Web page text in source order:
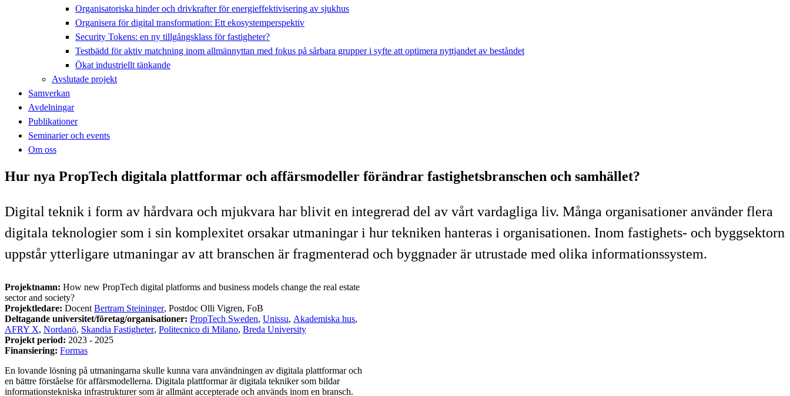
Organisatoriska hinder och drivkrafter för energieffektivisering av sjukhus
Organisera för digital transformation: Ett ekosystemperspektiv
Security Tokens: en ny tillgångsklass för fastigheter?
Testbädd för aktiv matchning inom allmännyttan med fokus på sårbara grupper i syfte att optimera nyttjandet av beståndet
Ökat industriellt tänkande
Avslutade projekt
Samverkan
Avdelningar
Publikationer
Seminarier och events
Om oss
Hur nya PropTech digitala plattformar och affärsmodeller förändrar fastighetsbranschen och samhället?
Digital teknik i form av hårdvara och mjukvara har blivit en integrerad del av vårt vardagliga liv. Många organisationer använder flera
digitala teknologier som i sin komplexitet orsakar utmaningar i hur tekniken hanteras i organisationen. Inom fastighets- och byggsektorn
uppstår ytterligare utmaningar av att branschen är fragmenterad och byggnader är utrustade med olika informationssystem.
Projektnamn: How new PropTech digital platforms and business models change the real estate
sector and society?
Projektledare: Docent Bertram Steininger, Postdoc Olli Vigren, FoB
Deltagande universitet/företag/organisationer: PropTech Sweden, Unissu, Akademiska hus,
AFRY X, Nordanö, Skandia Fastigheter, Politecnico di Milano, Breda University
Projekt period: 2023 - 2025
Finansiering: Formas
En lovande lösning på utmaningarna skulle kunna vara användningen av digitala plattformar och
en bättre förståelse för affärsmodellerna. Digitala plattformar är digitala tekniker som bildar
informationstekniska infrastrukturer som är allmänt accepterade och används inom en bransch.